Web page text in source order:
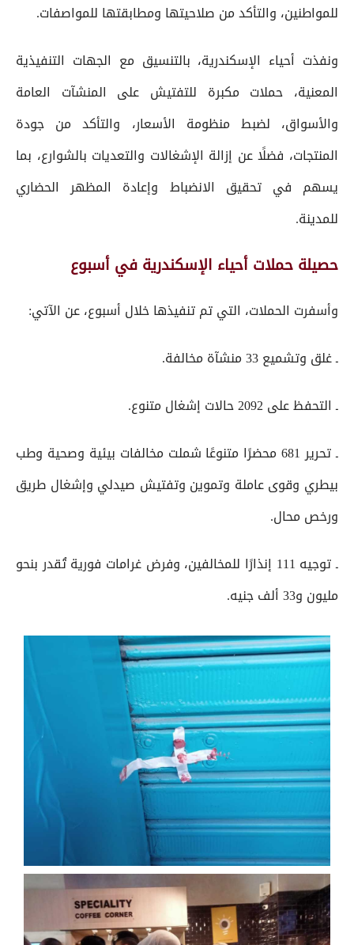
للمواطنين، والتأكد من صلاحيتها ومطابقتها للمواصفات.
ونفذت أحياء الإسكندرية، بالتنسيق مع الجهات التنفيذية
المعنية، حملات مكبرة للتفتيش على المنشآت العامة
والأسواق، لضبط منظومة الأسعار، والتأكد من جودة
المنتجات، فضلًا عن إزالة الإشغالات والتعديات بالشوارع، بما
يسهم في تحقيق الانضباط وإعادة المظهر الحضاري
للمدينة.
حصيلة حملات أحياء الإسكندرية في أسبوع
وأسفرت الحملات، التي تم تنفيذها خلال أسبوع، عن الآتي:
ـ غلق وتشميع 33 منشآة مخالفة.
ـ التحفظ على 2092 حالات إشغال متنوع.
ـ تحرير 681 محضرًا متنوعًا شملت مخالفات بيئية وصحية وطب
بيطري وقوى عاملة وتموين وتفتيش صيدلي وإشغال طريق
ورخص محال.
ـ توجيه 111 إنذارًا للمخالفين، وفرض غرامات فورية تُقدر بنحو
مليون و33 ألف جنيه.